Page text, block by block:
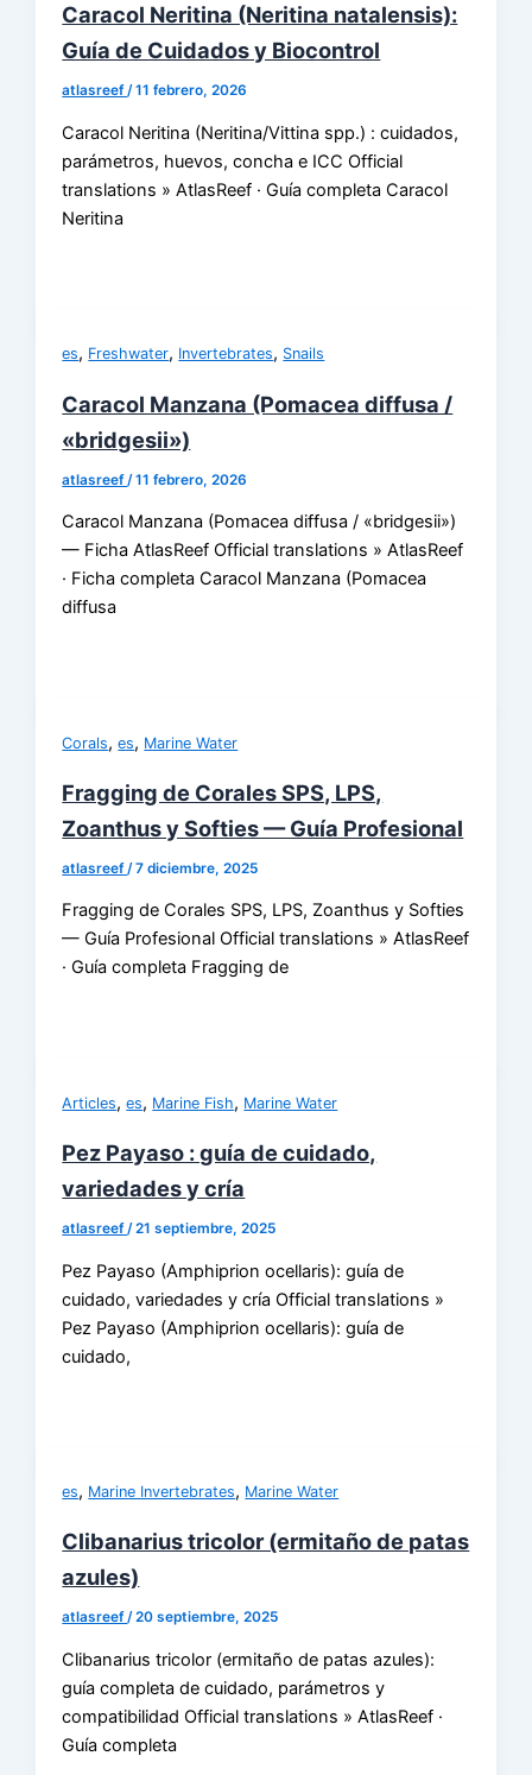
Caracol Neritina (Neritina natalensis):
Guía de Cuidados y Biocontrol
atlasreef/11 febrero, 2026
Caracol Neritina (Neritina/Vittina spp.) : cuidados,
parámetros, huevos, concha e ICC Official
translations » AtlasReef · Guía completa Caracol
Neritina
es, Freshwater, Invertebrates, Snails
Caracol Manzana (Pomacea diffusa /
«bridgesii»)
atlasreef /11 febrero, 2026
Caracol Manzana (Pomacea diffusa / «bridgesii»)
— Ficha AtlasReef Official translations » AtlasReef
· Ficha completa Caracol Manzana (Pomacea
diffusa
Corals,es, Marine Water
Fragging de Corales SPS, LPS,
Zoanthus y Softies — Guía Profesional
atlasreef/7 diciembre, 2025
Fragging de Corales SPS, LPS, Zoanthus y Softies
— Guía Profesional Official translations » AtlasReef
· Guía completa Fragging de
Articles,es, Marine Fish, Marine Water
Pez Payaso : guía de cuidado,
variedades y cría
atlasreef/21 septiembre, 2025
Pez Payaso (Amphiprion ocellaris): guía de
cuidado, variedades y cría Official translations »
Pez Payaso (Amphiprion ocellaris): guía de
cuidado,
es, Marine Invertebrates, Marine Water
Clibanarius tricolor (ermitaño de patas
azules)
atlasreef/20 septiembre, 2025
Clibanarius tricolor (ermitaño de patas azules):
guía completa de cuidado, parámetros y
compatibilidad Official translations » AtlasReef ·
Guía completa